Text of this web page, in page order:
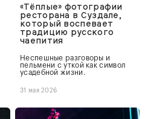
«Тёплые» фотографии
ресторана в Суздале,
который воспевает
традицию русского
чаепития
Неспешные разговоры и
пельмени с уткой как символ
усадебной жизни.
31 мая 2026